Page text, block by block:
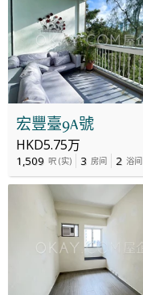
宏豐臺9A號
HKD5.75万
1,509 呎 (实) 3 房间 2 浴间